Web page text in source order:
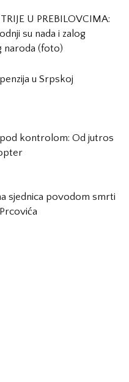
U PREBILOVCIMA:
su nada i zalog
naroda (foto)
u Srpskoj
pod kontrolom: Od jutros
sjednica povodom smrti